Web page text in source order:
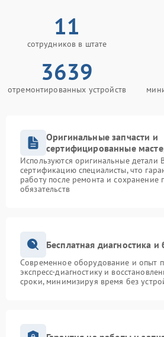
11
сотрудников в штате
3639
отремонтированных устройств
Оригинальные запчасти и
сертифицированные
Используются оригинальные
сертификацию специалисты, что
работу после ремонта и сохранение
обязательств
Бесплатная диагностика
Современное оборудование и опыт
экспресс-диагностику и
сроки, минимизируя время без